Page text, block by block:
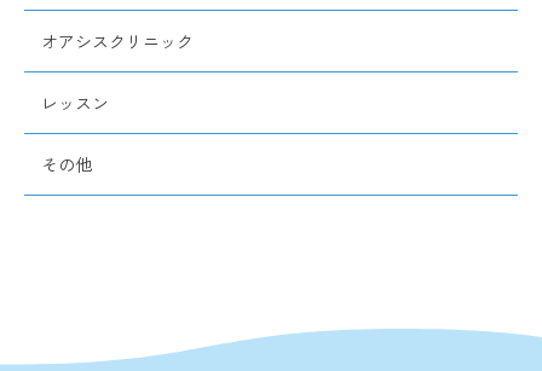
オアシスクリニック
レッスン
その他